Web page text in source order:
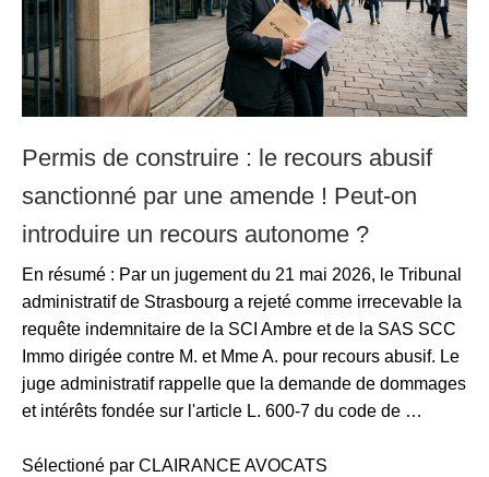
Permis de construire : le recours abusif
sanctionné par une amende ! Peut-on
introduire un recours autonome ?
En résumé : Par un jugement du 21 mai 2026, le Tribunal
administratif de Strasbourg a rejeté comme irrecevable la
requête indemnitaire de la SCI Ambre et de la SAS SCC
Immo dirigée contre M. et Mme A. pour recours abusif. Le
juge administratif rappelle que la demande de dommages
et intérêts fondée sur l'article L. 600-7 du code de …
Sélectioné par CLAIRANCE AVOCATS